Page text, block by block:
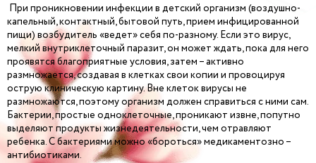
При проникновении инфекции в детский организм (воздушно-
капельный, контактный, бытовой путь, прием инфицированной
пищи) возбудитель «ведет» себя по-разному. Если это вирус,
мелкий внутриклеточный паразит, он может ждать, пока для него
проявятся благоприятные условия, затем – активно
размножается, создавая в клетках свои копии и провоцируя
острую клиническую картину. Вне клеток вирусы не
размножаются, поэтому организм должен справиться с ними сам.
Бактерии, простые одноклеточные, проникают извне, попутно
выделяют продукты жизнедеятельности, чем отравляют
ребенка. С бактериями можно «бороться» медикаментозно –
антибиотиками.